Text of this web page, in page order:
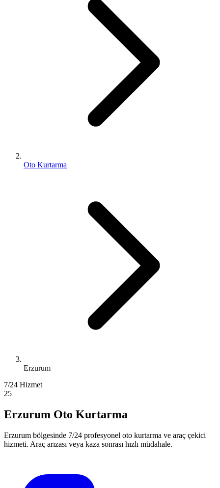
Oto Kurtarma
Erzurum
7/24 Hizmet
25
Erzurum Oto Kurtarma
Erzurum bölgesinde 7/24 profesyonel oto kurtarma ve araç çekici
hizmeti. Araç arızası veya kaza sonrası hızlı müdahale.